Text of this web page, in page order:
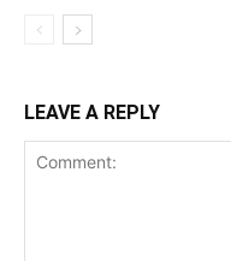
LEAVE A REPLY